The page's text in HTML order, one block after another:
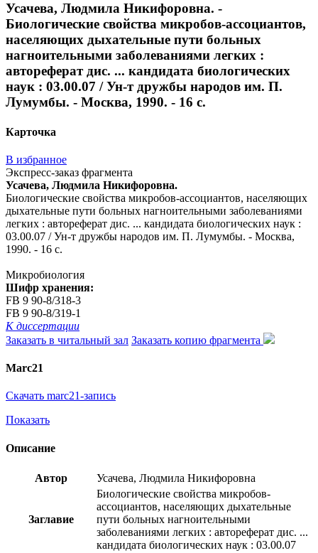
Усачева, Людмила Никифоровна. -
Биологические свойства микробов-ассоциантов,
населяющих дыхательные пути больных
нагноительными заболеваниями легких :
автореферат дис. ... кандидата биологических
наук : 03.00.07 / Ун-т дружбы народов им. П.
Лумумбы. - Москва, 1990. - 16 с.
Карточка
В избранное
Экспресс-заказ фрагмента
Усачева, Людмила Никифоровна.
Биологические свойства микробов-ассоциантов, населяющих
дыхательные пути больных нагноительными заболеваниями
легких : автореферат дис. ... кандидата биологических наук :
03.00.07 / Ун-т дружбы народов им. П. Лумумбы. - Москва,
1990. - 16 с.
Микробиология
Шифр хранения:
FB 9 90-8/318-3
FB 9 90-8/319-1
К диссертации
Заказать в читальный зал Заказать копию фрагмента
Marc21
Скачать marc21-запись
Показать
Описание
Автор Усачева, Людмила Никифоровна
Заглавие
Биологические свойства микробов-
ассоциантов, населяющих дыхательные
пути больных нагноительными
заболеваниями легких : автореферат дис. ...
кандидата биологических наук : 03.00.07